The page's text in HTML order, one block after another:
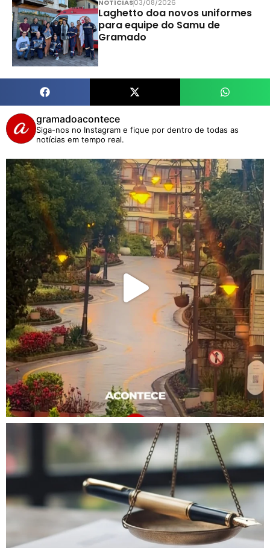
NOTÍCIAS03/08/2026
Laghetto doa novos uniformes
para equipe do Samu de
Gramado
gramadoacontece
Siga-nos no Instagram e fique por dentro de todas as
notícias em tempo real.